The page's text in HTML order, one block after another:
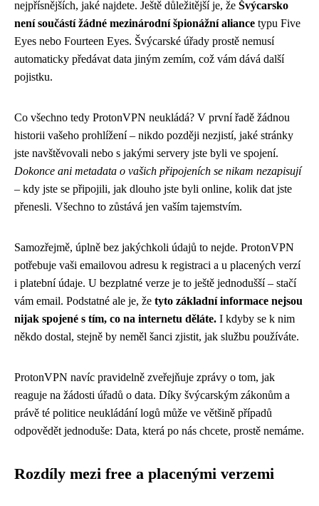
nejpřísnějších, jaké najdete. Ještě důležitější je, že Švýcarsko
není součástí žádné mezinárodní špionážní aliance typu Five
Eyes nebo Fourteen Eyes. Švýcarské úřady prostě nemusí
automaticky předávat data jiným zemím, což vám dává další
pojistku.
Co všechno tedy ProtonVPN neukládá? V první řadě žádnou
historii vašeho prohlížení – nikdo později nezjistí, jaké stránky
jste navštěvovali nebo s jakými servery jste byli ve spojení.
Dokonce ani metadata o vašich připojeních se nikam nezapisují
– kdy jste se připojili, jak dlouho jste byli online, kolik dat jste
přenesli. Všechno to zůstává jen vaším tajemstvím.
Samozřejmě, úplně bez jakýchkoli údajů to nejde. ProtonVPN
potřebuje vaši emailovou adresu k registraci a u placených verzí
i platební údaje. U bezplatné verze je to ještě jednodušší – stačí
vám email. Podstatné ale je, že tyto základní informace nejsou
nijak spojené s tím, co na internetu děláte. I kdyby se k nim
někdo dostal, stejně by neměl šanci zjistit, jak službu používáte.
ProtonVPN navíc pravidelně zveřejňuje zprávy o tom, jak
reaguje na žádosti úřadů o data. Díky švýcarským zákonům a
právě té politice neukládání logů může ve většině případů
odpovědět jednoduše: Data, která po nás chcete, prostě nemáme.
Rozdíly mezi free a placenými verzemi